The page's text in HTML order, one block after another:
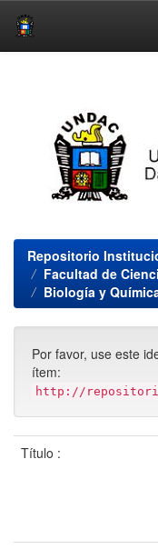
Repositorio
Facultad de
Biología y
Por favor, use este
ítem:
http://
Título :